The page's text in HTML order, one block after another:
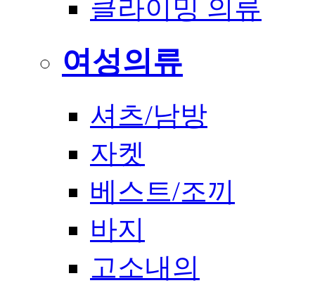
클라이밍 의류
여성의류
셔츠/남방
자켓
베스트/조끼
바지
고소내의